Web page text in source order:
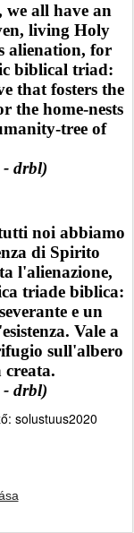
all have an
living Holy
alienation, for
biblical triad:
that fosters the
the home-nests
tree of
- drbl)
noi abbiamo
di Spirito
l'alienazione,
triade biblica:
e un
Vale a
sull'albero
creata.
- drbl)
solustuus2020